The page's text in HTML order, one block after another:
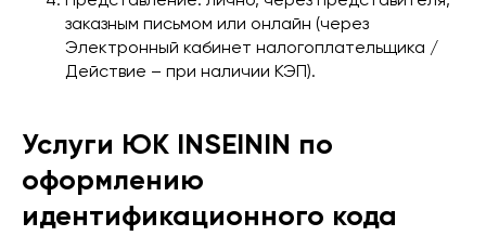
заказным письмом или онлайн (через
Электронный кабинет налогоплательщика /
Действие – при наличии КЭП).
Услуги ЮК INSEININ по
оформлению
идентификационного кода